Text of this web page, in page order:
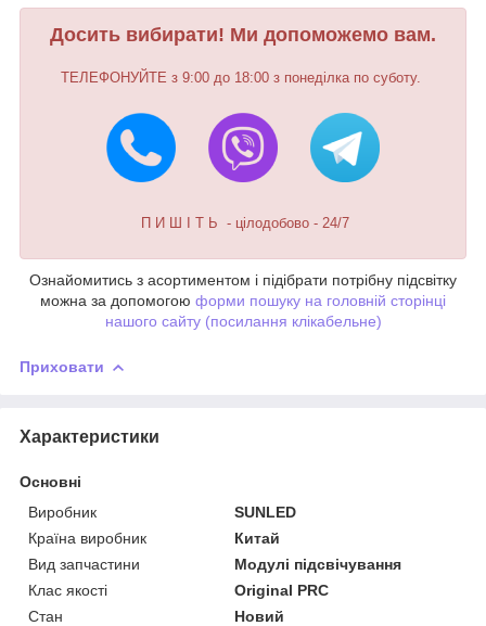
Досить вибирати! Ми допоможемо вам.
ТЕЛЕФОНУЙТЕ з 9:00 до 18:00 з понеділка по суботу.
П И Ш І Т Ь - цілодобово - 24/7
Ознайомитись з асортиментом і підібрати потрібну підсвітку
можна за допомогою форми пошуку на головній сторінці
нашого сайту (посилання клікабельне)
Приховати
Характеристики
Основні
Виробник
SUNLED
Країна виробник
Китай
Вид запчастини
Модулі підсвічування
Клас якості
Original PRC
Стан
Новий